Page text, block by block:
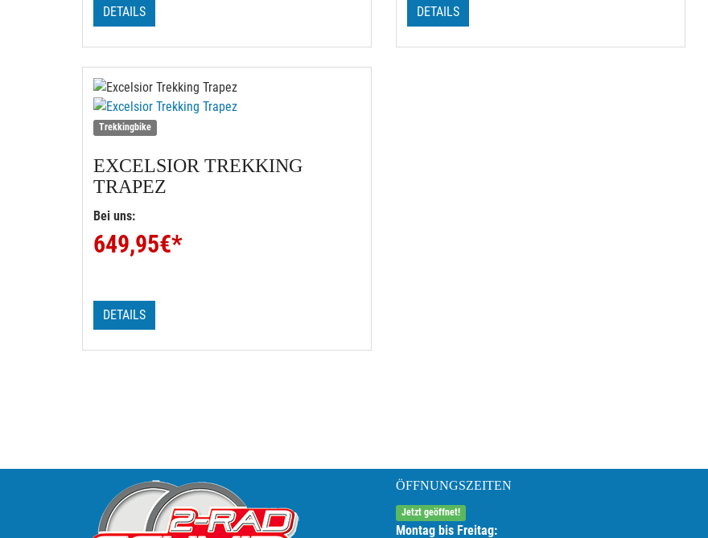
DETAILS DETAILS
Trekkingbike
EXCELSIOR TREKKING
TRAPEZ
Bei uns:
649,95€*
DETAILS
ÖFFNUNGSZEITEN
Jetzt geöffnet!
Montag bis Freitag: